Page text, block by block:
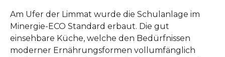
Am Ufer der Limmat wurde die Schulanlage im
Minergie-ECO Standard erbaut. Die gut
einsehbare Küche, welche den Bedürfnissen
moderner Ernährungsformen vollumfänglich